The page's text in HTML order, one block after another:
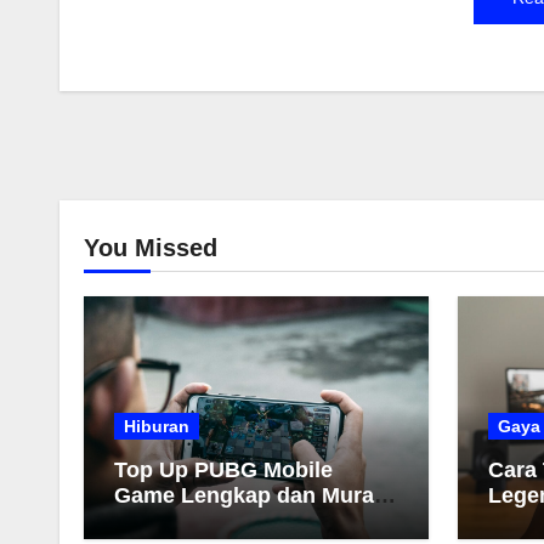
You Missed
Hiburan
Top Up PUBG Mobile
Game Lengkap dan Murah
Cara